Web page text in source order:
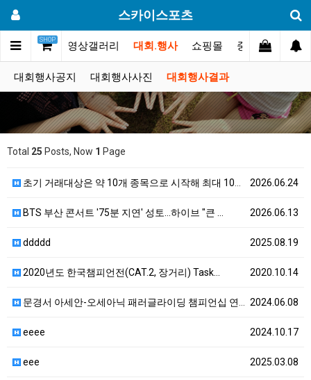
스카이스포츠
SHOP
스토리 동영상갤러리 대회.행사 쇼핑몰 중고장터 고
대회행사공지 대회행사사진 대회행사결과
Total 25 Posts, Now 1 Page
2026.06.24
초기 거래대상은 약 10개 종목으로 시작해 최대 100…
2026.06.13
BTS 부산 콘서트 '75분 지연' 성토…하이브 "큰 …
2025.08.19
ddddd
2020.10.14
2020년도 한국챔피언전(CAT.2, 장거리) Task…
2024.06.08
문경서 아세안-오세아닉 패러글라이딩 챔피언십 연다
2024.10.17
eeee
2025.03.08
eee